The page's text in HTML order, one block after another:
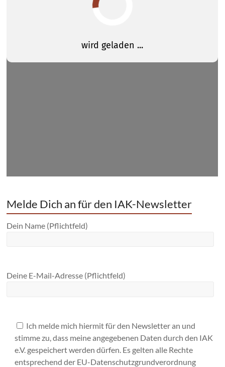
Melde Dich an für den IAK-Newsletter
Dein Name (Pflichtfeld)
Deine E-Mail-Adresse (Pflichtfeld)
Ich melde mich hiermit für den Newsletter an und
stimme zu, dass meine angegebenen Daten durch den IAK
e.V. gespeichert werden dürfen. Es gelten alle Rechte
entsprechend der EU-Datenschutzgrundverordnung